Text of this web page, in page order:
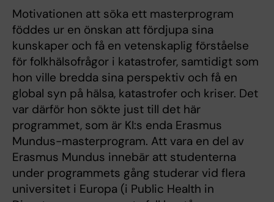
Motivationen att söka ett masterprogram
föddes ur en önskan att fördjupa sina
kunskaper och få en vetenskaplig förståelse
för folkhälsofrågor i katastrofer, samtidigt som
hon ville bredda sina perspektiv och få en
global syn på hälsa, katastrofer och kriser. Det
var därför hon sökte just till det här
programmet, som är KI:s enda Erasmus
Mundus-masterprogram. Att vara en del av
Erasmus Mundus innebär att studenterna
under programmets gång studerar vid flera
universitet i Europa (i Public Health in